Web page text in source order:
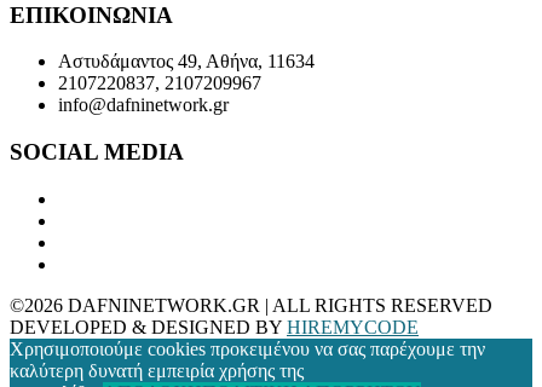
ΕΠΙΚΟΙΝΩΝΙΑ
Αστυδάμαντος 49, Αθήνα, 11634
2107220837, 2107209967
info@dafninetwork.gr
SOCIAL MEDIA
©2026 DAFNINETWORK.GR | ALL RIGHTS RESERVED
DEVELOPED & DESIGNED BY HIREMYCODE
Χρησιμοποιούμε cookies προκειμένου να σας παρέχουμε την
καλύτερη δυνατή εμπειρία χρήσης της